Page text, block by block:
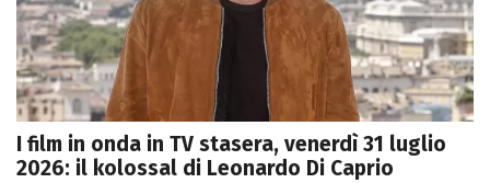
I film in onda in TV stasera, venerdì 31 luglio
2026: il kolossal di Leonardo Di Caprio